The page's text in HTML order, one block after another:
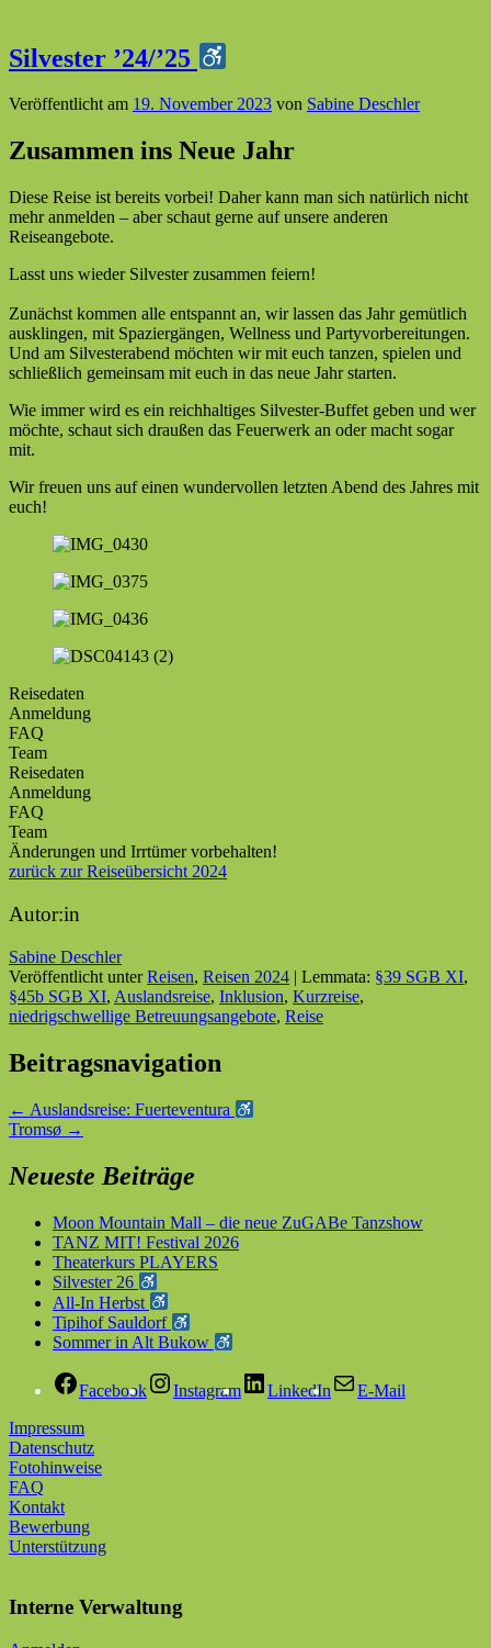
Silvester ’24/’25
Veröffentlicht am 19. November 2023 von Sabine Deschler
Zusammen ins Neue Jahr
Diese Reise ist bereits vorbei! Daher kann man sich natürlich nicht
mehr anmelden – aber schaut gerne auf unsere anderen
Reiseangebote.
Lasst uns wieder Silvester zusammen feiern!
Zunächst kommen alle entspannt an, wir lassen das Jahr gemütlich
ausklingen, mit Spaziergängen, Wellness und Partyvorbereitungen.
Und am Silvesterabend möchten wir mit euch tanzen, spielen und
schließlich gemeinsam mit euch in das neue Jahr starten.
Wie immer wird es ein reichhaltiges Silvester-Buffet geben und wer
möchte, schaut sich draußen das Feuerwerk an oder macht sogar
mit.
Wir freuen uns auf einen wundervollen letzten Abend des Jahres mit
euch!
Reisedaten
Anmeldung
FAQ
Team
Reisedaten
Anmeldung
FAQ
Team
Änderungen und Irrtümer vorbehalten!
zurück zur Reiseübersicht 2024
Autor:in
Sabine Deschler
Veröffentlicht unterReisen, Reisen 2024 | Lemmata: §39 SGB XI,
§45b SGB XI, Auslandsreise, Inklusion, Kurzreise,
niedrigschwellige Betreuungsangebote, Reise
Beitragsnavigation
← Auslandsreise: Fuerteventura
Tromsø →
Neueste Beiträge
Moon Mountain Mall – die neue ZuGABe Tanzshow
TANZ MIT! Festival 2026
Theaterkurs PLAYERS
Silvester 26
All-In Herbst
Tipihof Sauldorf
Sommer in Alt Bukow
Facebook Instagram LinkedIn
E-Mail
Impressum
Datenschutz
Fotohinweise
FAQ
Kontakt
Bewerbung
Unterstützung
Interne Verwaltung